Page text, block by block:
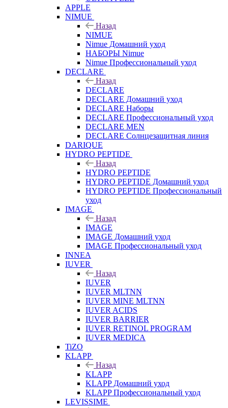
APPLE
NIMUE
Назад
NIMUE
Nimue Домашний уход
НАБОРЫ Nimue
Nimue Профессиональный уход
DECLARE
Назад
DECLARE
DECLARE Домашний уход
DECLARE Наборы
DECLARE Профессиональный уход
DECLARE MEN
DECLARE Солнцезащитная линия
DARIQUE
HYDRO PEPTIDE
Назад
HYDRO PEPTIDE
HYDRO PEPTIDE Домашний уход
HYDRO PEPTIDE Профессиональный
уход
IMAGE
Назад
IMAGE
IMAGE Домашний уход
IMAGE Профессиональный уход
INNEA
IUVER
Назад
IUVER
IUVER MLTNN
IUVER MINE MLTNN
IUVER ACIDS
IUVER BARRIER
IUVER RETINOL PROGRAM
IUVER MEDICA
TiZO
KLAPP
Назад
KLAPP
KLAPP Домашний уход
KLAPP Профессиональный уход
LEVISSIME